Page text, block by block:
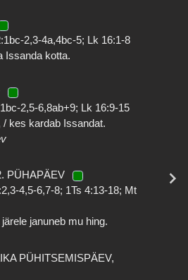
2,3-4a,4bc-5; Lk 16:1-8
Issanda kotta.
2,5-6,8ab+9; Lk 16:9-15
kes kardab Issandat.
PÜHAPÄEV
4,5-6,7-8; 1Ts 4:13-18; Mt
januneb mu hing.
PÜHITSEMISPÄEV,